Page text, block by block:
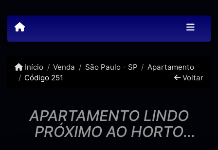
Início Venda São Paulo - SP
Apartamento
Código 251
Voltar
APARTAMENTO LINDO
PRÓXIMO AO HORTO